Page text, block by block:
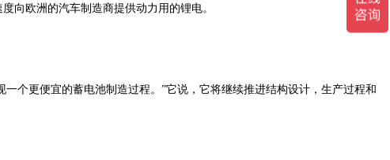
向欧洲的汽车制造商提供动力用的锂电。
个更便宜的蓄电池制造过程。”它说，它将继续推进结构设计，生产过程和